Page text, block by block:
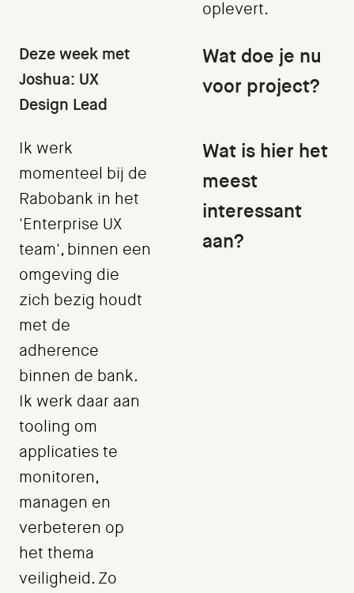
oplevert.
Deze week met
Joshua: UX
Design Lead
Wat doe je nu
voor project?
Ik werk
momenteel bij de
Rabobank in het
'Enterprise UX
team', binnen een
omgeving die
zich bezig houdt
met de
adherence
binnen de bank.
Ik werk daar aan
tooling om
applicaties te
monitoren,
managen en
verbeteren op
het thema
veiligheid. Zo
Wat is hier het
meest
interessant
aan?